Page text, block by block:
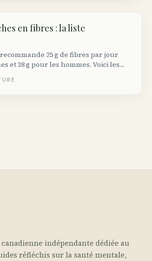
en fibres : la liste
25 g de fibres par jour
et 38 g pour les hommes. Voici les
avec les quantités par portion.
indépendante dédiée au
réfléchis sur la santé mentale,